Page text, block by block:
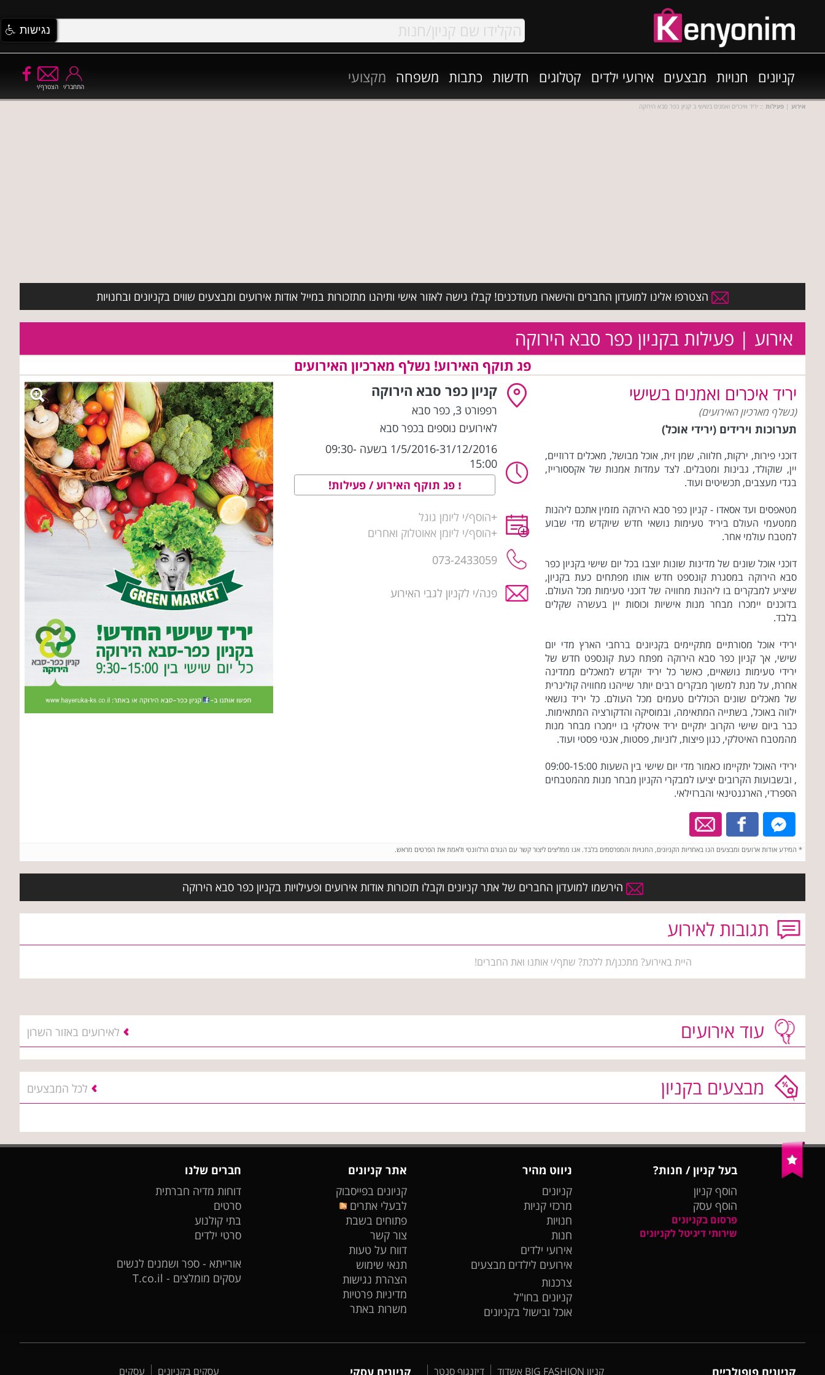
קניונים חנויות מבצעים אירועי ילדים קטלוגים חדשות כתבות משפחה מקצועי
הצטרף/י התחבר/י
אירוע | פעילות :: יריד איכרים ואמנים בשישי ב קניון כפר סבא הירוקה
הצטרפו אלינו למועדון החברים והישארו מעודכנים! קבלו גישה לאזור אישי ותיהנו מתזכורות במייל אודות אירועים ומבצעים שווים בקניונים ובחנויות
אירוע | פעילות בקניון כפר סבא הירוקה
פג תוקף האירוע! נשלף מארכיון האירועים
יריד איכרים ואמנים בשישי
(נשלף מארכיון האירועים)
תערוכות וירידים (ירידי אוכל)
דוכני פירות, ירקות, חלווה, שמן זית, אוכל מבושל, מאכלים דרוזיים,
יין, שוקולד, גבינות ומטבלים. לצד עמדות אמנות של אקססורייז,
בגדי מעצבים, תכשיטים ועוד.
מטאפסים ועד אסאדו - קניון כפר סבא הירוקה מזמין אתכם ליהנות
ממטעמי העולם ביריד טעימות נושאי חדש שיוקדש מדי שבוע
למטבח עולמי אחר.
דוכני אוכל שונים של מדינות שונות יוצבו בכל יום שישי בקניון כפר
סבא הירוקה במסגרת קונספט חדש אותו מפתחים כעת בקניון,
שיציע למבקרים בו ליהנות מחוויה של דוכני טעימות מכל העולם.
בדוכנים יימכרו מבחר מנות אישיות וכוסות יין בעשרה שקלים
בלבד.
ירידי אוכל מסורתיים מתקיימים בקניונים ברחבי הארץ מדי יום
שישי, אך קניון כפר סבא הירוקה מפתח כעת קונספט חדש של
ירידי טעימות נושאיים, כאשר כל יריד יוקדש למאכלים ממדינה
אחרת, על מנת למשוך מבקרים רבים יותר שייהנו מחוויה קולינרית
של מאכלים שונים הכוללים טעמים מכל העולם. כל יריד נושאי
ילווה באוכל, בשתייה המתאימה, ובמוסיקה והדקורציה המתאימות.
כבר ביום שישי הקרוב יתקיים יריד איטלקי בו יימכרו מבחר מנות
מהמטבח האיטלקי, כגון פיצות, לזניות, פסטות, אנטי פסטי ועוד.
ירידי האוכל יתקיימו כאמור מדי יום שישי בין השעות 09:00-15:00
, ובשבועות הקרובים יציעו למבקרי הקניון מבחר מנות מהמטבחים
הספרדי, הארגנטינאי והברזילאי.
קניון כפר סבא הירוקה
רפפורט 3 , כפר סבא
לאירועים נוספים בכפר סבא
1/5/2016-31/12/2016 בשעה 09:30-
15:00
פג תוקף האירוע / פעילות!
+הוסף/י ליומן גוגל
+הוסף/י ליומן אאוטלוק ואחרים
פנה/י לקניון לגבי האירוע
* המידע אודות ארועים ומבצעים הנו באחריות הקניונים, החנויות והמפרסמים בלבד. אנו ממליצים ליצור קשר עם הגורם הרלוונטי ולאמת את הפרטים מראש.
הירשמו למועדון החברים של אתר קניונים וקבלו תזכורות אודות אירועים ופעילויות בקניון כפר סבא הירוקה
תגובות לאירוע
היית באירוע? מתכנן/ת ללכת? שתף/י אותנו ואת החברים!
עוד אירועים לאירועים באזור השרון
מבצעים בקניון לכל המבצעים
בעל קניון / חנות?
הוסף קניון
הוסף עסק
פרסום בקניונים
שירותי דיגיטל לקניונים
ניווט מהיר
קניונים
מרכזי קניות
חנויות
חנות
אירועי ילדים
אירועים לילדים מבצעים
צרכנות
קניונים בחו"ל
אוכל ובישול בקניונים
אתר קניונים
קניונים בפייסבוק
לבעלי אתרים
פתוחים בשבת
צור קשר
דווח על טעות
תנאי שימוש
הצהרת נגישות
מדיניות פרטיות
משרות באתר
חברים שלנו
דוחות מדיה חברתית
סרטים
בתי קולנוע
סרטי ילדים
אורייתא - ספר ושמנים לנשים
עסקים מומלצים - T.co.il
קניונים פופולריים קניון BIG FASHION אשדוד דיזנגוף סנטר קניונים עסקי עסקים בקניונים עסקים
נגישות